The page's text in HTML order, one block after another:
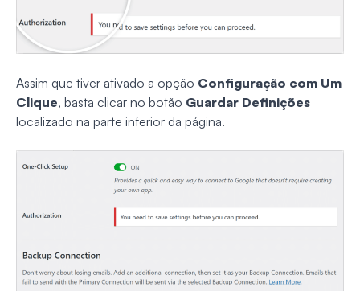
Assim que tiver ativado a opção Configuração com Um
Clique, basta clicar no botão Guardar Definições
localizado na parte inferior da página.